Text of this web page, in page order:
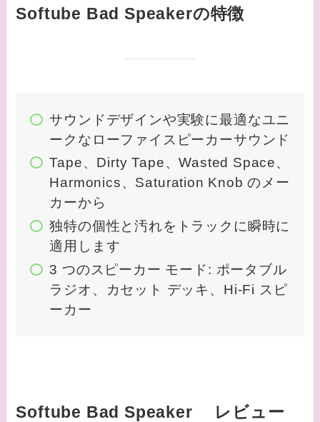
Softube Bad Speakerの特徴
サウンドデザインや実験に最適なユニ
ークなローファイスピーカーサウンド
Tape、Dirty Tape、Wasted Space、
Harmonics、Saturation Knob のメー
カーから
独特の個性と汚れをトラックに瞬時に
適用します
3 つのスピーカー モード: ポータブル
ラジオ、カセット デッキ、Hi-Fi スピ
ーカー
Softube Bad Speaker レビュー